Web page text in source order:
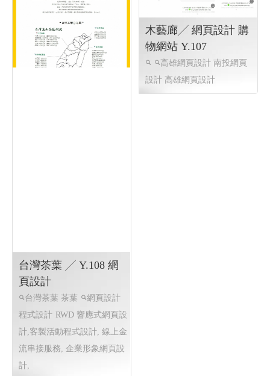
台灣茶葉 ╱ Y.108 網
頁設計
台灣茶葉 茶葉
網頁設計
程式設計 RWD 響應式網頁設
計,客製活動程式設計, 線上金
流串接服務, 企業形象網頁設
計,
木藝廊╱ 網頁設計 購
物網站 Y.107
高雄網頁設計 南投網頁
設計 高雄網頁設計